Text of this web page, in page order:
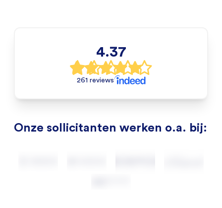
4.37
261 reviews
Onze sollicitanten werken o.a. bij: